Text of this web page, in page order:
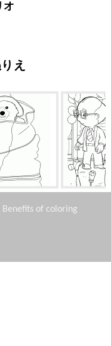
オ
え
れています 選択の
Benefits of coloring